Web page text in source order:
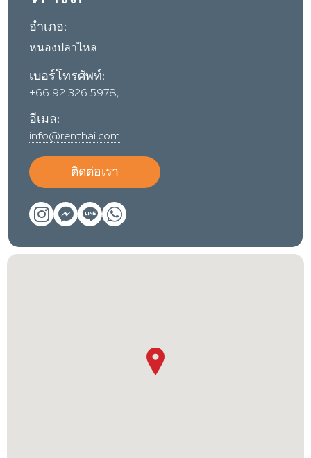
อำเภอ:
หนองปลาไหล
เบอร์โทรศัพท์:
+66 92 326 5978,
อีเมล:
info@renthai.com
ติดต่อเรา